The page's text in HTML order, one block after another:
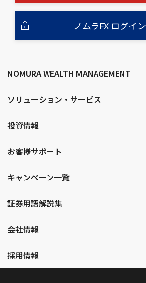
ノムラFX ログイン
NOMURA WEALTH MANAGEMENT
ソリューション・サービス
投資情報
お客様サポート
キャンペーン一覧
証券用語解説集
会社情報
採用情報